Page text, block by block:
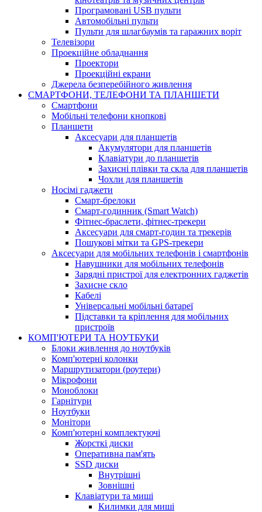
Програмовані USB пульти
Автомобільні пульти
Пульти для шлагбаумів та гаражних воріт
Телевізори
Проекційне обладнання
Проектори
Проекційні екрани
Джерела безперебійного живлення
СМАРТФОНИ, ТЕЛЕФОНИ ТА ПЛАНШЕТИ
Смартфони
Мобільні телефони кнопкові
Планшети
Аксесуари для планшетів
Акумулятори для планшетів
Клавіатури до планшетів
Захисні плівки та скла для планшетів
Чохли для планшетів
Носімі гаджети
Смарт-брелоки
Смарт-годинник (Smart Watch)
Фітнес-браслети, фітнес-трекери
Аксесуари для смарт-годин та трекерів
Пошукові мітки та GPS-трекери
Аксесуари для мобільних телефонів і смартфонів
Навушники для мобільних телефонів
Зарядні пристрої для електронних гаджетів
Захисне скло
Кабелі
Універсальні мобільні батареї
Підставки та кріплення для мобільних
пристроїв
КОМП'ЮТЕРИ ТА НОУТБУКИ
Блоки живлення до ноутбуків
Комп'ютерні колонки
Маршрутизатори (роутери)
Мікрофони
Моноблоки
Гарнітури
Ноутбуки
Монітори
Комп'ютерні комплектуючі
Жорсткі диски
Оперативна пам'ять
SSD диски
Внутрішні
Зовнішні
Клавіатури та миші
Килимки для миші